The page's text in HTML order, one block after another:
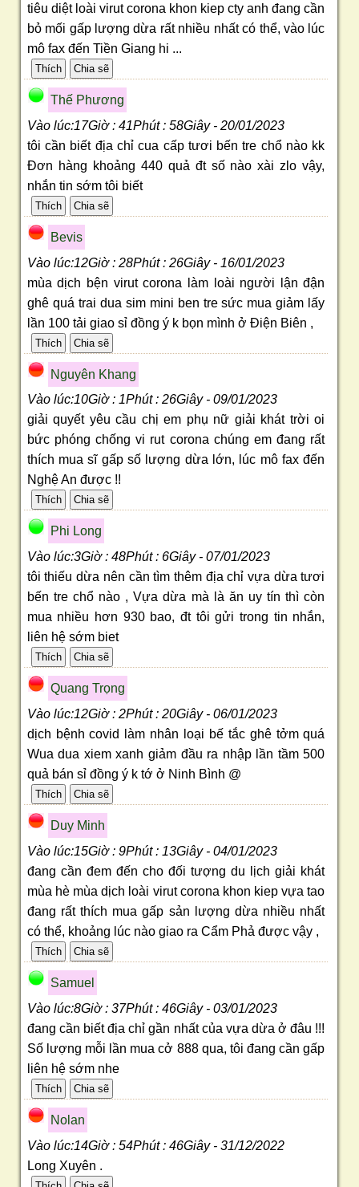
tiêu diệt loài virut corona khon kiep cty anh đang cần
bỏ mối gấp lượng dừa rất nhiều nhất có thể, vào lúc
mô fax đến Tiền Giang hi ...
Thế Phương
Vào lúc:17Giờ : 41Phút : 58Giây - 20/01/2023
tôi cần biết địa chỉ cua cấp tươi bến tre chổ nào kk
Đơn hàng khoảng 440 quả đt số nào xài zlo vậy,
nhắn tin sớm tôi biết
Bevis
Vào lúc:12Giờ : 28Phút : 26Giây - 16/01/2023
mùa dịch bện virut corona làm loài người lận đận
ghê quá trai dua sim mini ben tre sức mua giảm lấy
lần 100 tải giao sỉ đồng ý k bọn mình ở Điện Biên ,
Nguyên Khang
Vào lúc:10Giờ : 1Phút : 26Giây - 09/01/2023
giải quyết yêu cầu chị em phụ nữ giải khát trời oi
bức phóng chống vi rut corona chúng em đang rất
thích mua sĩ gấp số lượng dừa lớn, lúc mô fax đến
Nghệ An được !!
Phi Long
Vào lúc:3Giờ : 48Phút : 6Giây - 07/01/2023
tôi thiếu dừa nên cần tìm thêm địa chỉ vựa dừa tươi
bến tre chổ nào , Vựa dừa mà là ăn uy tín thì còn
mua nhiều hơn 930 bao, đt tôi gửi trong tin nhắn,
liên hệ sớm biet
Quang Trọng
Vào lúc:12Giờ : 2Phút : 20Giây - 06/01/2023
dịch bệnh covid làm nhân loại bế tắc ghê tởm quá
Wua dua xiem xanh giảm đầu ra nhập lần tầm 500
quả bán sỉ đồng ý k tớ ở Ninh Bình @
Duy Minh
Vào lúc:15Giờ : 9Phút : 13Giây - 04/01/2023
đang cần đem đến cho đối tượng du lịch giải khát
mùa hè mùa dịch loài virut corona khon kiep vựa tao
đang rất thích mua gấp sản lượng dừa nhiều nhất
có thể, khoảng lúc nào giao ra Cẩm Phả được vậy ,
Samuel
Vào lúc:8Giờ : 37Phút : 46Giây - 03/01/2023
đang cần biết địa chỉ gần nhất của vựa dừa ở đâu !!!
Số lượng mỗi lần mua cở 888 qua, tôi đang cần gấp
liên hệ sớm nhe
Nolan
Vào lúc:14Giờ : 54Phút : 46Giây - 31/12/2022
Long Xuyên .